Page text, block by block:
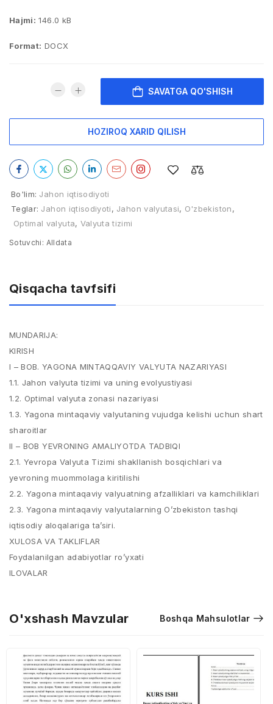
Hajmi: 146.0 kB
Format: DOCX
SAVATGA QO'SHISH
HOZIROQ XARID QILISH
Bo'lim: Jahon iqtisodiyoti
Teglar: Jahon iqtisodiyoti, Jahon valyutasi, O'zbekiston,
Optimal valyuta, Valyuta tizimi
Sotuvchi: Alldata
Qisqacha tavfsifi
MUNDARIJA:
KIRISH
I – BOB. YAGONA MINTAQQAVIY VALYUTA NAZARIYASI
1.1. Jahon valyuta tizimi va uning evolyustiyasi
1.2. Optimal valyuta zonasi nazariyasi
1.3. Yagona mintaqaviy valyutaning vujudga kelishi uchun shart
sharoitlar
II – BOB YEVRONING AMALIYOTDA TADBIQI
2.1. Yevropa Valyuta Tizimi shakllanish bosqichlari va
yevroning muommolaga kiritilishi
2.2. Yagona mintaqaviy valyuatning afzalliklari va kamchiliklari
2.3. Yagona mintaqaviy valyutalarning O’zbekiston tashqi
iqtisodiy aloqalariga ta’siri.
XULOSA VA TAKLIFLAR
Foydalanilgan adabiyotlar ro’yxati
ILOVALAR
O'xshash Mavzular Boshqa Mahsulotlar